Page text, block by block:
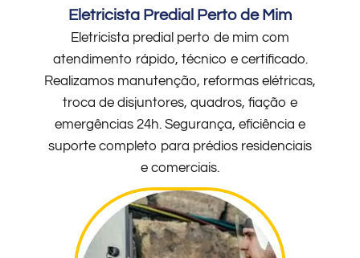
Eletricista Predial Perto de Mim
Eletricista predial perto de mim com
atendimento rápido, técnico e certificado.
Realizamos manutenção, reformas elétricas,
troca de disjuntores, quadros, fiação e
emergências 24h. Segurança, eficiência e
suporte completo para prédios residenciais
e comerciais.